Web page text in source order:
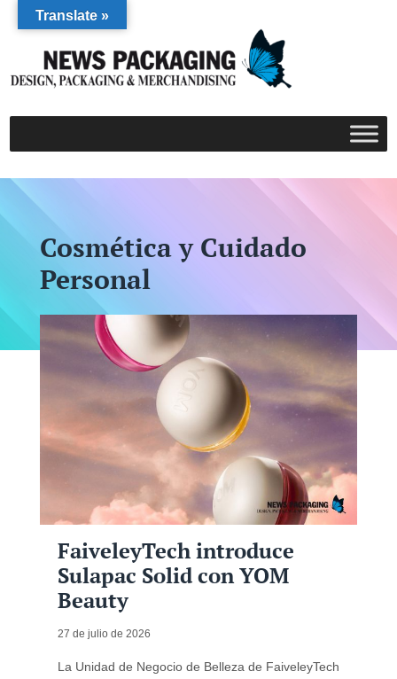
Cosmética y Cuidado
Personal
FaiveleyTech introduce
Sulapac Solid con YOM
Beauty
27 de julio de 2026
La Unidad de Negocio de Belleza de FaiveleyTech
Translate »